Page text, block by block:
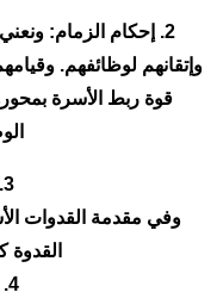
2. إحكام الزمام:
وإتقانهم لوظائفهم.
قوة ربط الأسرة
3. إبراز القدوات:
وفي مقدمة القدوات
القدوة
4. تنمية المهارات: